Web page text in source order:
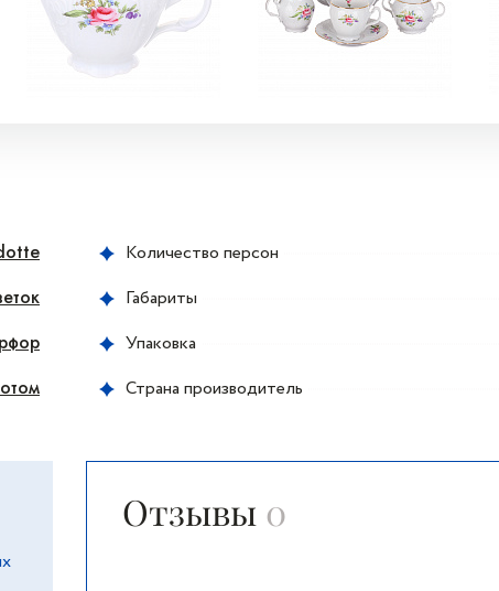
Количество персон
Габариты
Упаковка
Страна производитель
Отзывы 0